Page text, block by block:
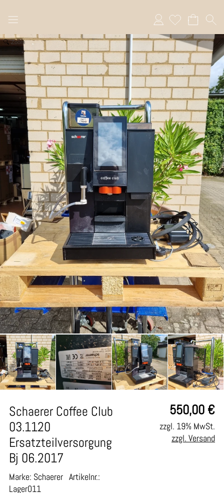
Anmelden
Zoom
550,00 €
Schaerer Coffee Club
03.1120
Ersatzteilversorgung
Bj 06.2017
Marke: Schaerer Artikelnr.:
Lager011
zzgl. 19% MwSt.
zzgl. Versand